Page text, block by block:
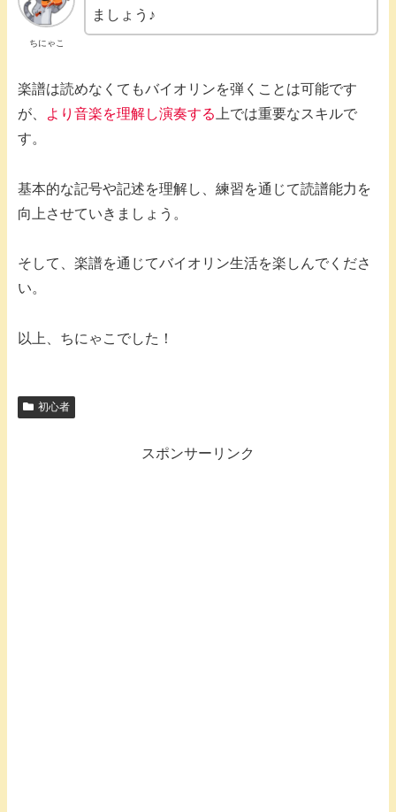
ちにゃこ
ましょう♪
楽譜は読めなくてもバイオリンを弾くことは可能です
が、
より音楽を理解し演奏する 上では重要なスキルで
す。
基本的な記号や記述を理解し、練習を通じて読譜能力を
向上させていきましょう。
そして、楽譜を通じてバイオリン生活を楽しんでくださ
い。
以上、ちにゃこでした！
初心者
スポンサーリンク